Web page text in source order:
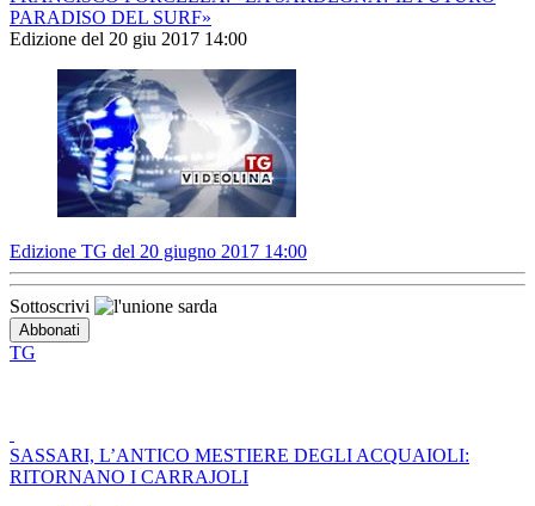
PARADISO DEL SURF»
Edizione del 20 giu 2017 14:00
Edizione TG del 20 giugno 2017 14:00
Sottoscrivi
TG
SASSARI, L’ANTICO MESTIERE DEGLI ACQUAIOLI:
RITORNANO I CARRAJOLI